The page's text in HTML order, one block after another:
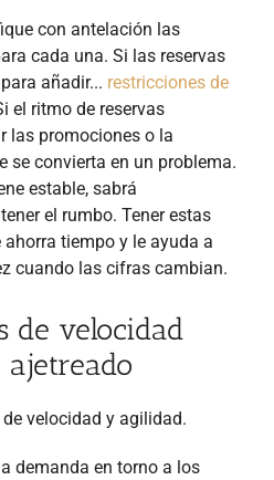
con antelación las
cada una. Si las reservas
añadir... restricciones de
el ritmo de reservas
las promociones o la
se convierta en un problema.
estable, sabrá
el rumbo. Tener estas
tiempo y le ayuda a
cuando las cifras cambian.
de velocidad
velocidad y agilidad.
demanda en torno a los